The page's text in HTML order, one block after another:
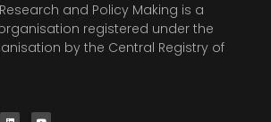
and Policy Making is a
registered under the
by the Central Registry of